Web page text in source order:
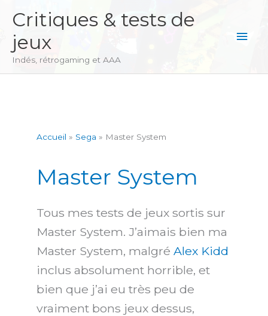
contenu
Critiques & tests de
jeux
Indés, rétrogaming et AAA
Accueil Sega Master System
Master System
Tous mes tests de jeux sortis sur
Master System. J’aimais bien ma
Master System, malgréAlex Kidd
inclus absolument horrible, et
bien que j’ai eu très peu de
vraiment bons jeux dessus,